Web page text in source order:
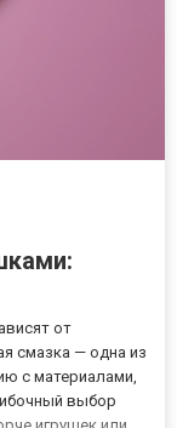
от
смазка — одна из
с материалами,
выбор